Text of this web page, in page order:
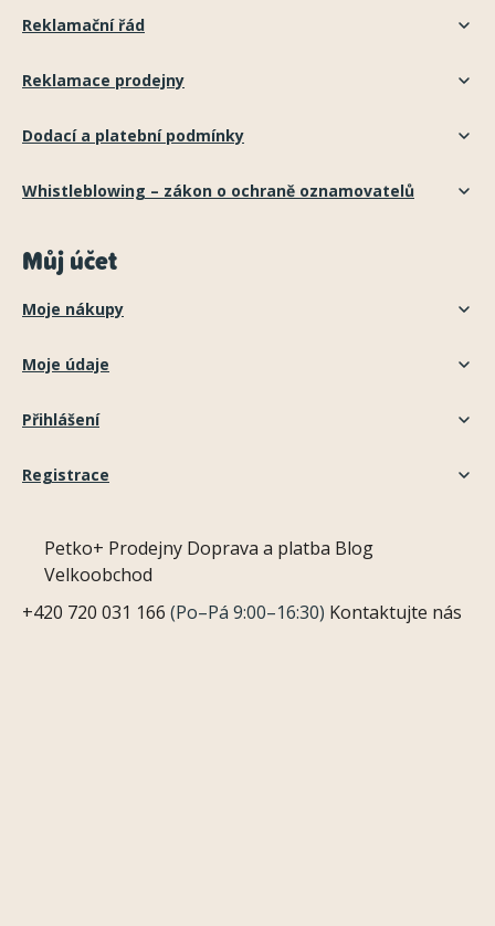
Reklamační řád
Reklamace prodejny
Dodací a platební podmínky
Whistleblowing – zákon o ochraně oznamovatelů
Můj účet
Moje nákupy
Moje údaje
Přihlášení
Registrace
Petko+ Prodejny Doprava a platba Blog
Velkoobchod
+420 720 031 166 (Po–Pá 9:00–16:30) Kontaktujte nás